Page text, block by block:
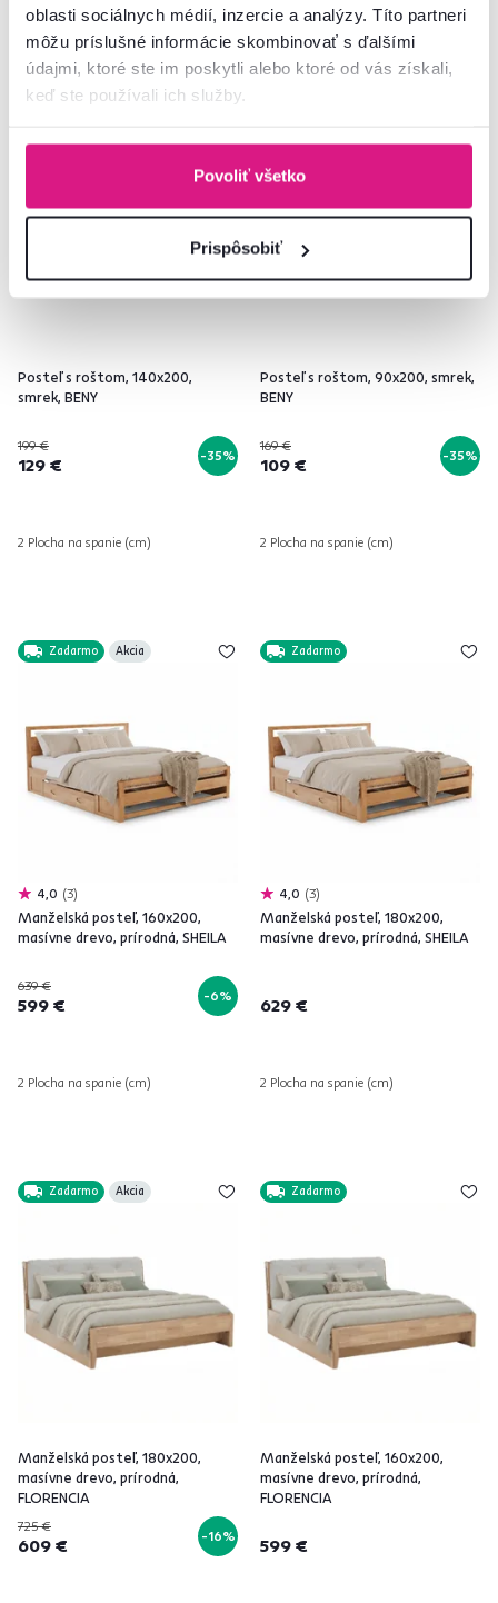
oblasti sociálnych médií, inzercie a analýzy. Títo partneri
môžu príslušné informácie skombinovať s ďalšími
údajmi, ktoré ste im poskytli alebo ktoré od vás získali,
keď ste používali ich služby.
Povoliť všetko
Prispôsobiť
Posteľ s roštom, 140x200,
smrek, BENY
199 €
129 € -35%
2 Plocha na spanie (cm)
Posteľ s roštom, 90x200, smrek,
BENY
169 €
109 € -35%
2 Plocha na spanie (cm)
Zadarmo Akcia
4,0 3
Manželská posteľ, 160x200,
masívne drevo, prírodná, SHEILA
639 €
599 € -6%
2 Plocha na spanie (cm)
Zadarmo
4,0 3
Manželská posteľ, 180x200,
masívne drevo, prírodná, SHEILA
629 €
2 Plocha na spanie (cm)
Zadarmo Akcia
Manželská posteľ, 180x200,
masívne drevo, prírodná,
FLORENCIA
725 €
609 € -16%
Zadarmo
Manželská posteľ, 160x200,
masívne drevo, prírodná,
FLORENCIA
599 €